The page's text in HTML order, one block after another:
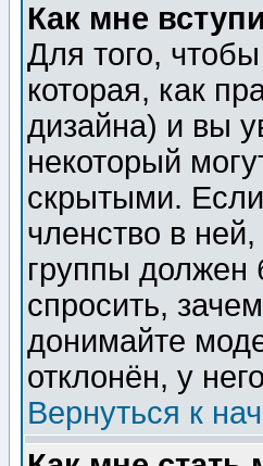
Как мне
Для того,
которая, как
дизайна) и вы
некоторый
скрытыми.
членство в
группы должен
спросить,
донимайте
отклонён, у
Вернуться к